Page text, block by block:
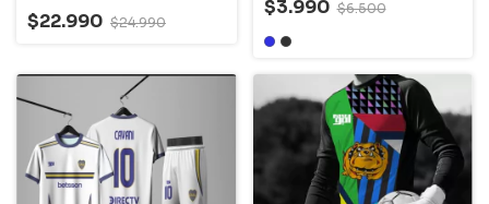
$22.990 $24.990
$3.990 $6.500